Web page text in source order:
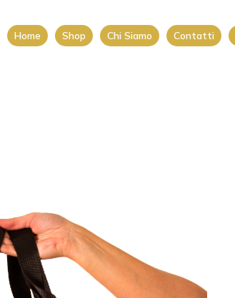
Home Shop Chi Siamo Contatti